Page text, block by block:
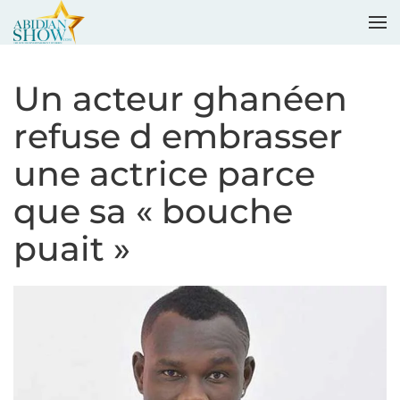
Un acteur ghanéen
refuse d embrasser
une actrice parce
que sa « bouche
puait »